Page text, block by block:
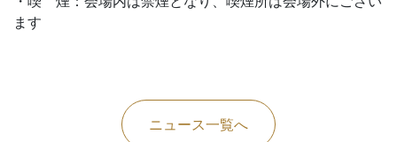
ます
ニュース一覧へ